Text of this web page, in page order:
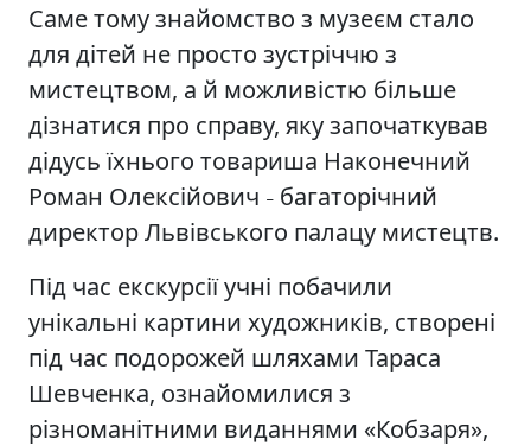
Саме тому знайомство з музеєм стало
для дітей не просто зустріччю з
мистецтвом, а й можливістю більше
дізнатися про справу, яку започаткував
дідусь їхнього товариша Наконечний
Роман Олексійович – багаторічний
директор Львівського палацу мистецтв.
Під час екскурсії учні побачили
унікальні картини художників, створені
під час подорожей шляхами Тараса
Шевченка, ознайомилися з
різноманітними виданнями «Кобзаря»,